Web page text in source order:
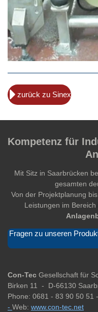
zurück zu Sinex
Kompetenz für
Mit Sitz in Saarbrücken
gesamten
Von der Projektplanung
Leistungen im Bereich
Fragen zu unseren
Con-Tec Gesellschaft für
Birken 11 - D-66130
Phone: 0681 - 83 90 50 51 -
- Web: www.con-tec.net